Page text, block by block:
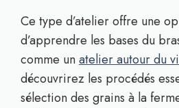
Ce type d’atelier offre une
d’apprendre les bases du
comme unatelier autour du
découvrirez les procédés
sélection des grains à la